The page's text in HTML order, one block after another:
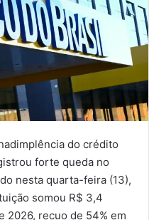
do crédito
forte queda no
nesta quarta-feira (13),
somou R$ 3,4
2026, recuo de 54% em